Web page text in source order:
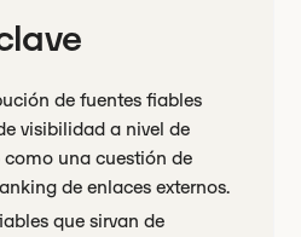
de fuentes fiables
visibilidad a nivel de
una cuestión de
de enlaces externos.
que sirvan de